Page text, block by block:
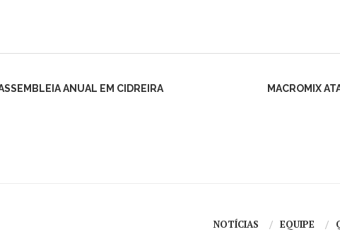
ANUAL EM CIDREIRA
MACROMIX
NOTÍCIAS EQUIPE